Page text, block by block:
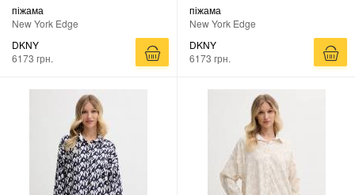
піжама
New York Edge
DKNY
6173 грн.
піжама
New York Edge
DKNY
6173 грн.